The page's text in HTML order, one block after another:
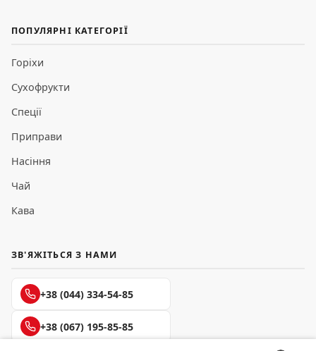
ПОПУЛЯРНІ КАТЕГОРІЇ
Горіхи
Сухофрукти
Спеції
Приправи
Насіння
Чай
Кава
ЗВ'ЯЖІТЬСЯ З НАМИ
+38 (044) 334-54-85
+38 (067) 195-85-85